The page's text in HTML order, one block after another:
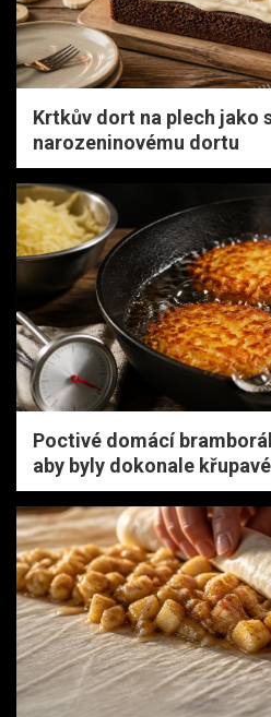
Krtkův dort na plech jako
narozeninovému dortu
Poctivé domácí
aby byly dokonale křupavé